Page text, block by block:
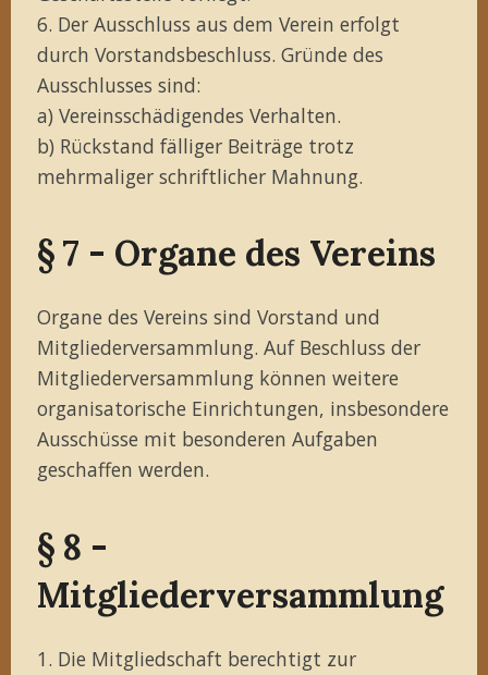
6. Der Ausschluss aus dem Verein erfolgt
durch Vorstandsbeschluss. Gründe des
Ausschlusses sind:
a) Vereinsschädigendes Verhalten.
b) Rückstand fälliger Beiträge trotz
mehrmaliger schriftlicher Mahnung.
§ 7 - Organe des Vereins
Organe des Vereins sind Vorstand und
Mitgliederversammlung. Auf Beschluss der
Mitgliederversammlung können weitere
organisatorische Einrichtungen, insbesondere
Ausschüsse mit besonderen Aufgaben
geschaffen werden.
§ 8 -
Mitgliederversammlung
1. Die Mitgliedschaft berechtigt zur